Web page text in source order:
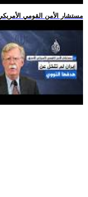
.. مستشار الأمن القومي